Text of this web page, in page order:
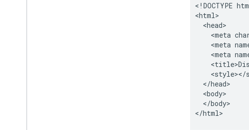
<!DOCTYPE
<html>
  <head>
<meta
<meta
<meta
<style></
  </head>
  <body>
  </body>
</html>